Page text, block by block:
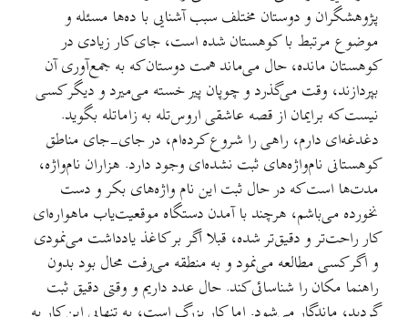
پژوهشگران و دوستان مختلف سبب آشنایی با ده‌ها مسئله و
موضوع مرتبط با کوهستان شده است، جای کار زیادی در
کوهستان مانده، حال می‌ماند همت دوستان که به جمع‌آوری آن
بپردازند، وقت می‌گذرد و چوپان پیر خسته می‌میرد و دیگر کسی
نیست که برایمان از قصه عاشقی اروس‌تله به زاماتله بگوید.
دغدغه‌ای دارم، راهی را شروع کرده‌ام، در جای-جای مناطق
کوهستانی نام‌واژه‌های ثبت نشده‌ای وجود دارد. هزاران نام‌واژه،
مدت‌ها است که در حال ثبت این نام واژه‌های بکر و دست
نخورده می‌باشم، هرچند با آمدن دستگاه موقعیت‌یاب ماهوار‌ه‌ای
کار راحت‌تر و دقیق‌تر شده، قبلا اگر بر کاغذ یادداشت می‌نمودی
و اگر کسی مطالعه می‌نمود و به منطقه می‌رفت محال بود بدون
راهنما مکان را شناسائی کند. حال عدد داریم و وقتی دقیق ثبت